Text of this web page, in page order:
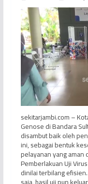
sekitarjambi.com –
Genose di Bandara
disambut baik oleh
ini, sebagai bentuk
pelayanan yang aman
Pemberlakuan Uji
dinilai terbilang